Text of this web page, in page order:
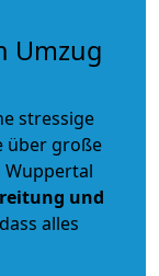
Umzug
stressige
über große
Wuppertal
und
alles